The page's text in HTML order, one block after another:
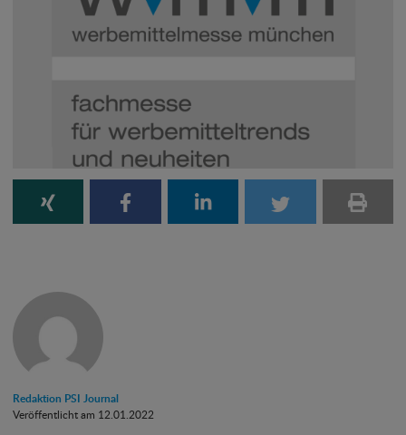
Redaktion PSI Journal
Veröffentlicht am 12.01.2022